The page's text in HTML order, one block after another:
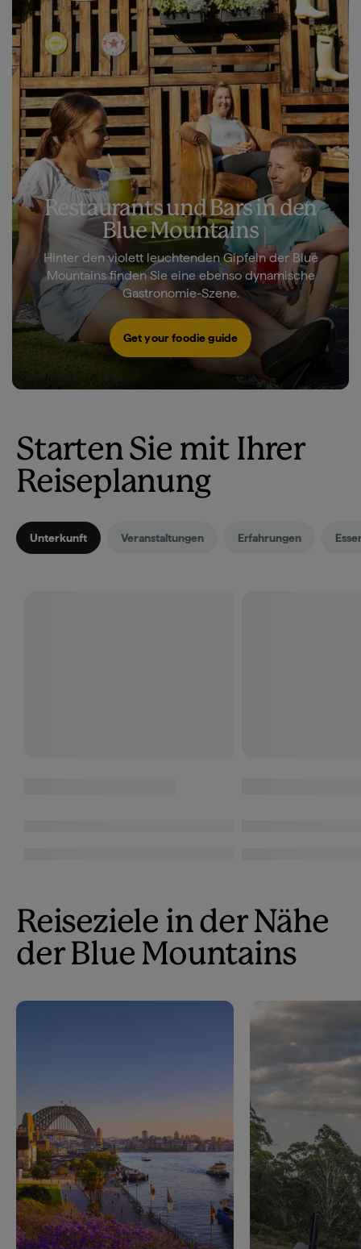
Restaurants und Bars in den
Blue Mountains
Hinter den violett leuchtenden Gipfeln der Blue
Mountains finden Sie eine ebenso dynamische
Gastronomie-Szene.
Get your foodie guide
Starten Sie mit Ihrer
Reiseplanung
Unterkunft Veranstaltungen Erfahrungen
Reiseziele in der Nähe
der Blue Mountains